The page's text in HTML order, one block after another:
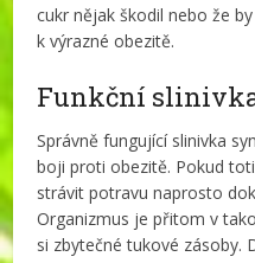
cukr nějak škodil nebo že
k výrazné obezitě.
Funkční
Správně fungující slinivka
boji proti obezitě. Pokud
strávit potravu naprosto
Organizmus je přitom v
si zbytečné tukové zásoby.